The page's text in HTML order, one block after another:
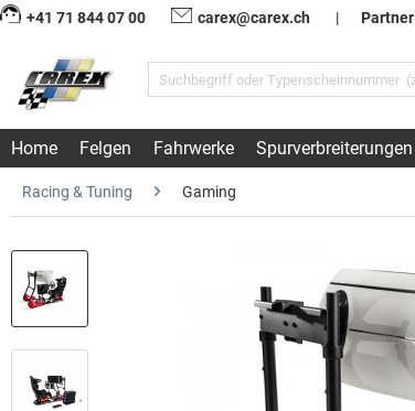
+41 71 844 07 00 carex@carex.ch | Partner
Home Felgen Fahrwerke Spurverbreiterungen
Racing & Tuning Gaming